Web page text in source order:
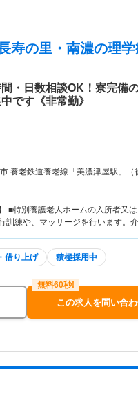
寿の里・南濃の理
・日数相談OK！寮完備
です《非常勤》
養老鉄道養老線「美濃津屋駅」（
■特別養護老人ホームの入所者又
訓練や、マッサージを行います。
借り上げ 積極採用中
この求人を問い合